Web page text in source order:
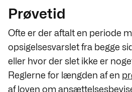
Prøvetid
Ofte er der aftalt en periode
opsigelsesvarslet fra begge
eller hvor der slet ikke er
Reglerne for længden af en
af loven om